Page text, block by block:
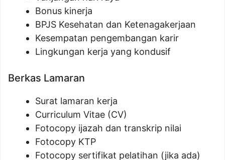
Bonus kinerja
BPJS Kesehatan dan Ketenagakerjaan
Kesempatan pengembangan karir
Lingkungan kerja yang kondusif
Berkas Lamaran
Surat lamaran kerja
Curriculum Vitae (CV)
Fotocopy ijazah dan transkrip nilai
Fotocopy KTP
Fotocopy sertifikat pelatihan (jika ada)